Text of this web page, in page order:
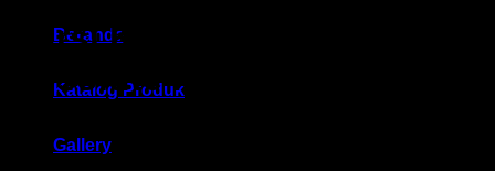
Beranda
Katalog Produk
Gallery
Kursi Kantor Chair HM
Absolute MC 2153 Bandung